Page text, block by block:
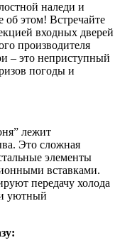
наледи и
об этом! Встречайте
входных дверей
производителя
– это неприступный
погоды и
лежит
Это сложная
элементы
вставками.
передачу холода
уютный